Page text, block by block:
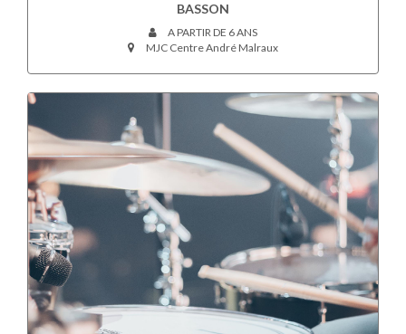
BASSON
A PARTIR DE 6 ANS
MJC Centre André Malraux